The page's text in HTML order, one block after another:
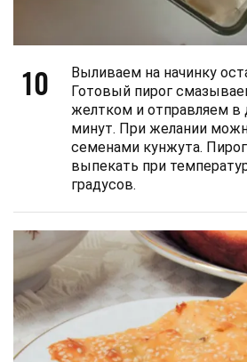
10
Выливаем на начинку
Готовый пирог
желтком и отправляем в
минут. При желании
семенами кунжута.
выпекать при
градусов.